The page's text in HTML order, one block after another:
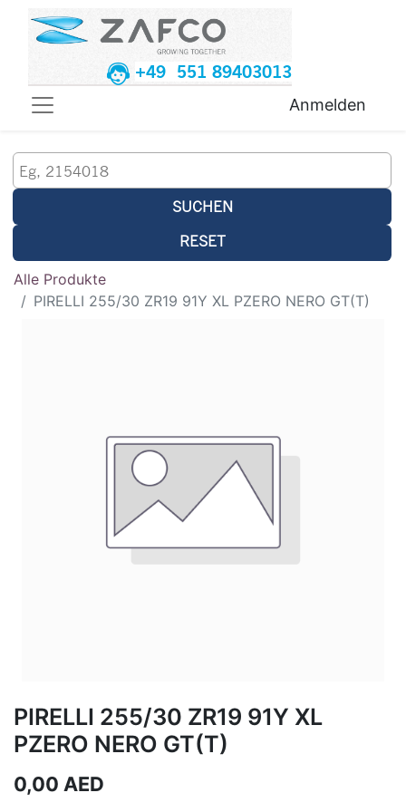
+49 551 89403013
Anmelden
SUCHEN
RESET
Alle Produkte
PIRELLI 255/30 ZR19 91Y XL PZERO NERO GT(T)
PIRELLI 255/30 ZR19 91Y XL
PZERO NERO GT(T)
0,00 AED